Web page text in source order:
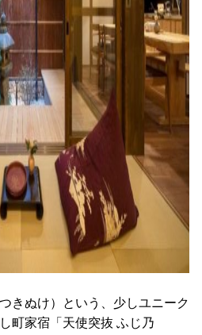
きぬけ）という、少しユニーク
町家宿「天使突抜 ふじ乃